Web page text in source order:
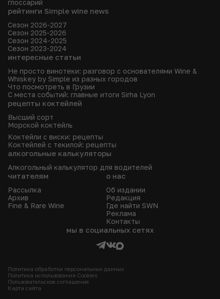
глоссарий
рейтинги Simple wine news
Сезон 2026-2027
Сезон 2025-2026
Сезон 2024-2025
Сезон 2023-2024
интересные статьи
Не просто винотеки: разговор с основателями Wine &
Whiskey by Simple из разных городов
Что посмотреть в Грузии
С места событий: главные итоги Sirha Lyon
рецепты коктейлей
Высший сорт
Морской коктейль
Коктейли с виски: рецепты
Коктейлей с текилой: рецепты
алкогольные калькуляторы
Алкогольный калькулятор для водителей
читателям
Рассылка
Архив
Fine & Rare Wine
о нас
Об издании
Редакция
Где найти SWN
Реклама
Контакты
мы в социальных сетях
Политика обработки персональных данных
Политика использования Сookies
Пользовательское соглашение
Карта сайта